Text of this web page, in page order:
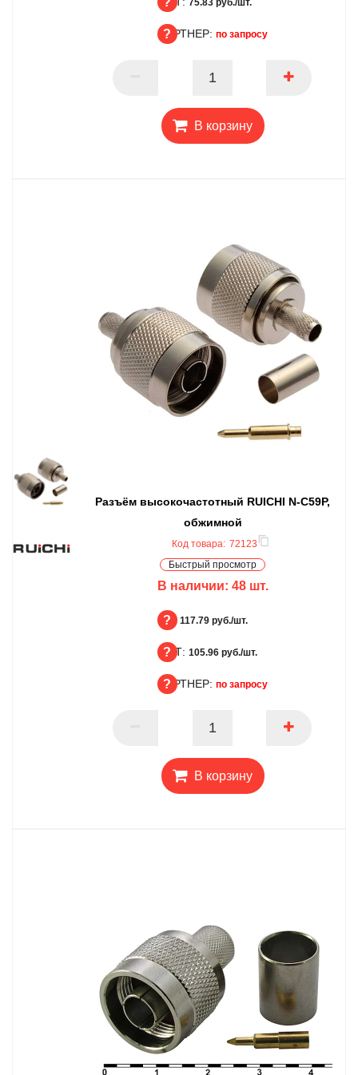
ПАРТНЕР: по запросу
В корзину
Разъём высокочастотный RUICHI N-C59P,
обжимной
Код товара: 72123
Быстрый просмотр
В наличии: 48шт.
БЦ: 117.79 руб./шт.
ОПТ: 105.96 руб./шт.
ПАРТНЕР: по запросу
В корзину